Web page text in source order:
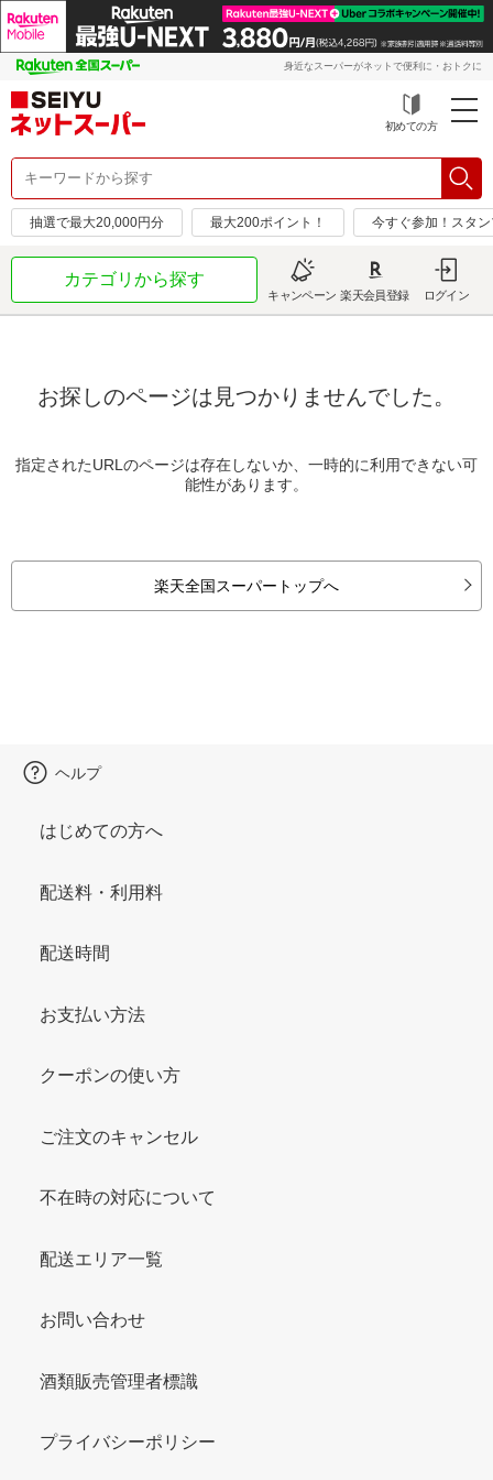
身近なスーパーがネットで便利に・おトクに
初めての方
抽選で最大20,000円分 最大200ポイント！ 今すぐ参加！スタ
カテゴリから探す
キャンペーン 楽天会員登録 ログイン
お探しのページは見つかりませんでした。
指定されたURLのページは存在しないか、一時的に利用できない可
能性があります。
楽天全国スーパートップへ
ヘルプ
はじめての方へ
配送料・利用料
配送時間
お支払い方法
クーポンの使い方
ご注文のキャンセル
不在時の対応について
配送エリア一覧
お問い合わせ
酒類販売管理者標識
プライバシーポリシー